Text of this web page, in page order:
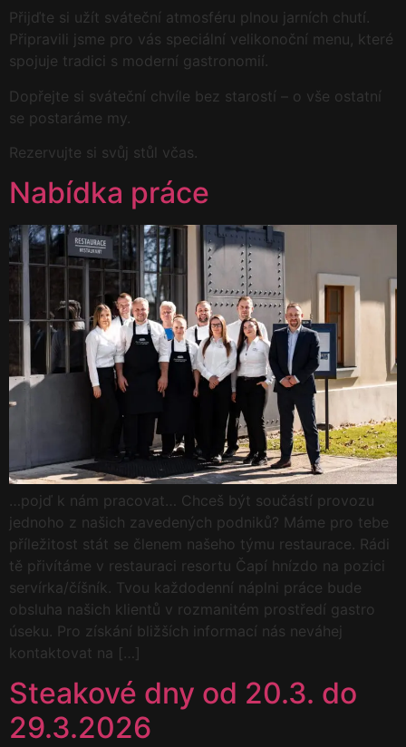
Přijďte si užít sváteční atmosféru plnou jarních chutí.
Připravili jsme pro vás speciální velikonoční menu, které
spojuje tradici s moderní gastronomií.
Dopřejte si sváteční chvíle bez starostí – o vše ostatní
se postaráme my.
Rezervujte si svůj stůl včas.
Nabídka práce
…pojď k nám pracovat… Chceš být součástí provozu
jednoho z našich zavedených podniků? Máme pro tebe
příležitost stát se členem našeho týmu restaurace. Rádi
tě přivítáme v restauraci resortu Čapí hnízdo na pozici
servírka/číšník. Tvou každodenní náplni práce bude
obsluha našich klientů v rozmanitém prostředí gastro
úseku. Pro získání bližších informací nás neváhej
kontaktovat na […]
Steakové dny od 20.3. do
29.3.2026